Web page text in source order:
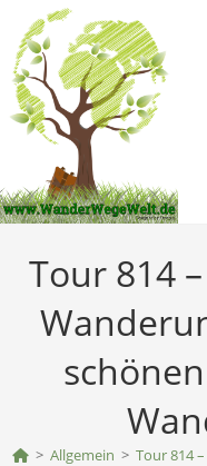
Inhalt
springen
Tour 814
> Allgemein > Tour 814